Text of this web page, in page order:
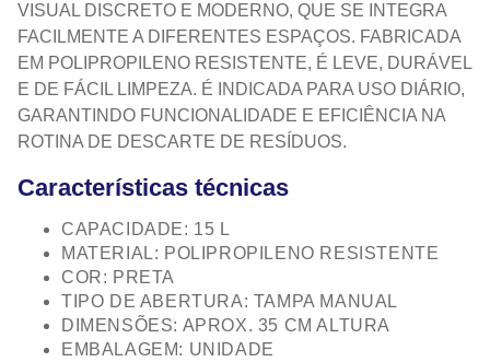
VISUAL DISCRETO E MODERNO, QUE SE INTEGRA
FACILMENTE A DIFERENTES ESPAÇOS. FABRICADA
EM POLIPROPILENO RESISTENTE, É LEVE, DURÁVEL
E DE FÁCIL LIMPEZA. É INDICADA PARA USO DIÁRIO,
GARANTINDO FUNCIONALIDADE E EFICIÊNCIA NA
ROTINA DE DESCARTE DE RESÍDUOS.
Características técnicas
CAPACIDADE: 15 L
MATERIAL: POLIPROPILENO RESISTENTE
COR: PRETA
TIPO DE ABERTURA: TAMPA MANUAL
DIMENSÕES: APROX. 35 CM ALTURA
EMBALAGEM: UNIDADE